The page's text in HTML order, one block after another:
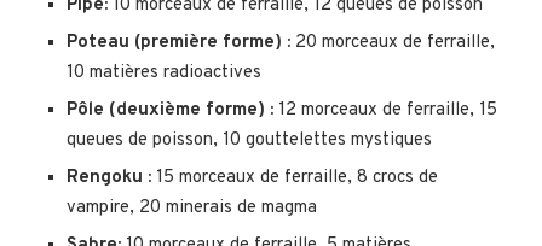
Pipe: 10 morceaux de ferraille, 12 queues de poisson
Poteau (première forme) : 20 morceaux de ferraille,
10 matières radioactives
Pôle (deuxième forme) : 12 morceaux de ferraille, 15
queues de poisson, 10 gouttelettes mystiques
Rengoku : 15 morceaux de ferraille, 8 crocs de
vampire, 20 minerais de magma